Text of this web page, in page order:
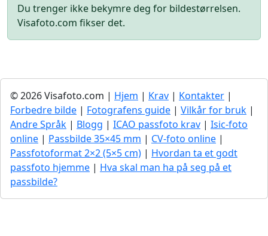
Du trenger ikke bekymre deg for bildestørrelsen.
Visafoto.com fikser det.
© 2026 Visafoto.com | Hjem | Krav | Kontakter |
Forbedre bilde | Fotografens guide | Vilkår for bruk |
Andre Språk | Blogg | ICAO passfoto krav | Isic-foto
online | Passbilde 35×45 mm | CV-foto online |
Passfotoformat 2×2 (5×5 cm) | Hvordan ta et godt
passfoto hjemme | Hva skal man ha på seg på et
passbilde?